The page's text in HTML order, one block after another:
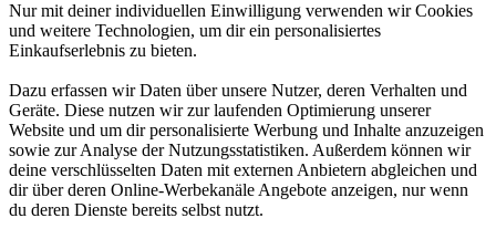
Nur mit deiner individuellen Einwilligung verwenden wir Cookies
und weitere Technologien, um dir ein personalisiertes
Einkaufserlebnis zu bieten.
Dazu erfassen wir Daten über unsere Nutzer, deren Verhalten und
Geräte. Diese nutzen wir zur laufenden Optimierung unserer
Website und um dir personalisierte Werbung und Inhalte anzuzeigen
sowie zur Analyse der Nutzungsstatistiken. Außerdem können wir
deine verschlüsselten Daten mit externen Anbietern abgleichen und
dir über deren Online-Werbekanäle Angebote anzeigen, nur wenn
du deren Dienste bereits selbst nutzt.